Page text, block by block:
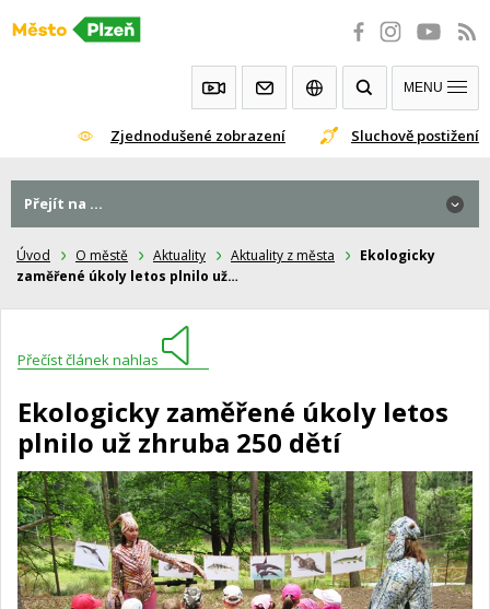
Přeskočit
Zjednodušené zobrazení Sluchově postižení
MENU
Úvod O městě Aktuality Aktuality z města
Ekologicky
zaměřené úkoly letos plnilo už…
Přečíst článek nahlas
Ekologicky zaměřené úkoly letos
plnilo už zhruba 250 dětí
Přejít na ...